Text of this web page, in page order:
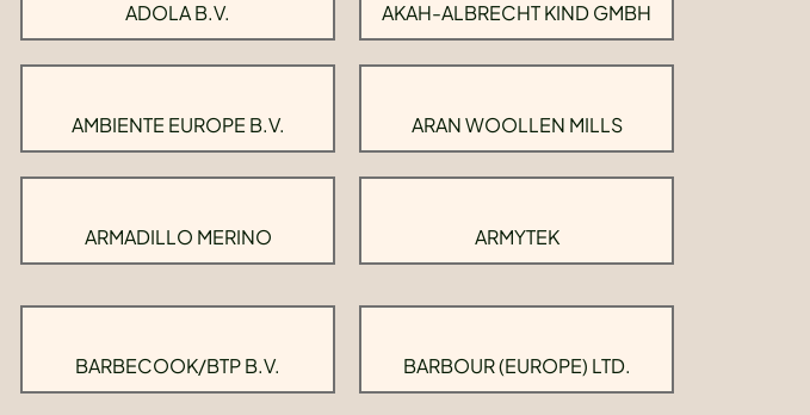
ADOLA B.V. AKAH-ALBRECHT KIND GMBH
AMBIENTE EUROPE B.V. ARAN WOOLLEN MILLS
ARMADILLO MERINO ARMYTEK
BARBECOOK/BTP B.V. BARBOUR (EUROPE) LTD.